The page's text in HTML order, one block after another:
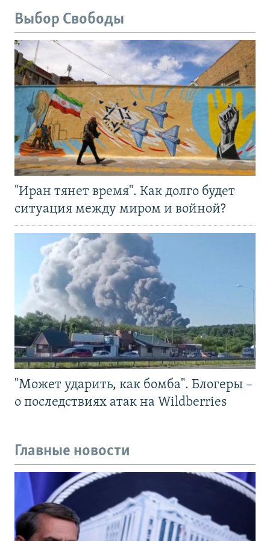
Выбор Свободы
"Иран тянет время". Как долго будет
ситуация между миром и войной?
"Может ударить, как бомба". Блогеры –
о последствиях атак на Wildberries
Главные новости